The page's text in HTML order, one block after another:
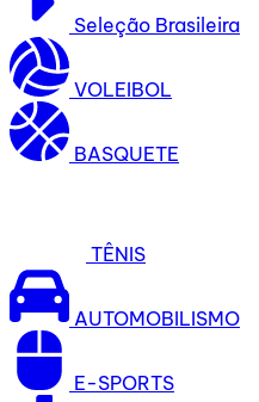
Seleção Brasileira
VOLEIBOL
BASQUETE
TÊNIS
AUTOMOBILISMO
E-SPORTS